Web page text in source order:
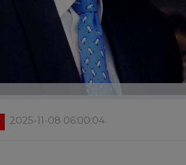
2025-11-08 06:00:04